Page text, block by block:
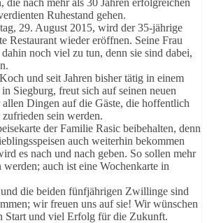
Ruhestand gehen.
29. August 2015, wird der 35-jährige
Restaurant wieder eröffnen. Seine Frau
noch viel zu tun, denn sie sind dabei,
und seit Jahren bisher tätig in einem
Siegburg, freut sich auf seinen neuen
Dingen auf die Gäste, die hoffentlich
sein werden.
der Familie Rasic beibehalten, denn
auch weiterhin bekommen
es nach und nach geben. So sollen mehr
werden; auch ist eine Wochenkarte in
die beiden fünfjährigen Zwillinge sind
wir freuen uns auf sie! Wir wünschen
Start und viel Erfolg für die Zukunft.